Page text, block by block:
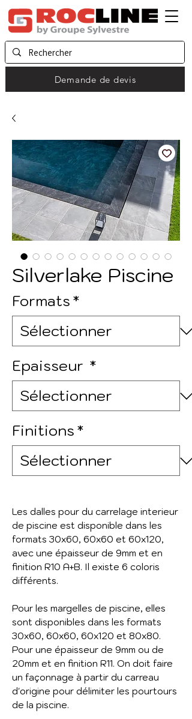
Demande de devis
Silverlake Piscine
Formats*
Epaisseur *
Finitions*
Les dalles pour du carrelage interieur
de piscine est disponible dans les
formats 30x60, 60x60 et 60x120,
avec une épaisseur de 9mm et en
finition R10 A+B. Il existe 6 coloris
différents.
Pour les margelles de piscine, elles
sont disponibles dans les formats
30x60, 60x60, 60x120 et 80x80.
Pour une épaisseur de 9mm ou de
20mm et en finition R11. On doit faire
un façonnage à partir du carreau
d'origine pour délimiter les pourtours
de la piscine.